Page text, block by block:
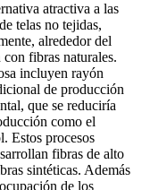
atractiva a las
telas no tejidas,
alrededor del
fibras naturales.
incluyen rayón
de producción
que se reduciría
como el
Estos procesos
fibras de alto
sintéticas. Además
de los